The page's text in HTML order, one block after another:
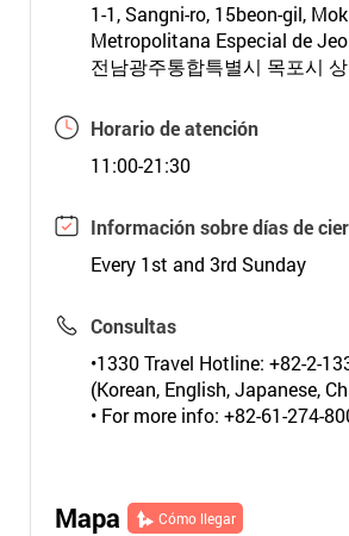
1-1, Sangni-ro, 15beon-gil,
Metropolitana Especial de
전남광주통합특별시 목포시
Horario de atención
11:00-21:30
Información sobre días de
Every 1st and 3rd Sunday
Consultas
•1330 Travel Hotline: +82-2-
(Korean, English, Japanese,
• For more info: +82-61-274-
Mapa Cómo llegar